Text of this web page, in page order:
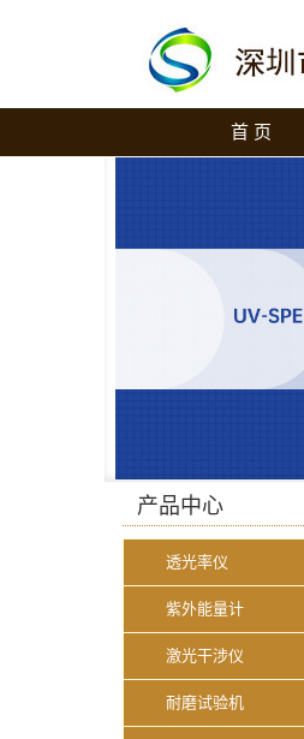
首 页
产品中心
透光率仪
紫外能量计
激光干涉仪
耐磨试验机